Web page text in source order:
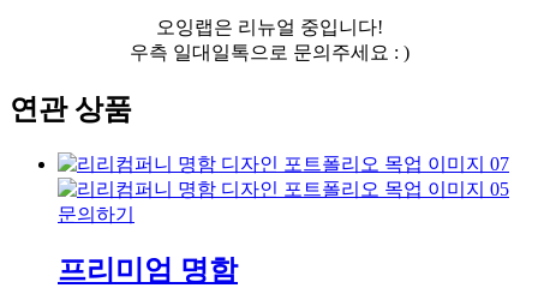
오잉랩은 리뉴얼 중입니다!
우측 일대일톡으로 문의주세요 : )
연관 상품
문의하기
프리미엄 명함